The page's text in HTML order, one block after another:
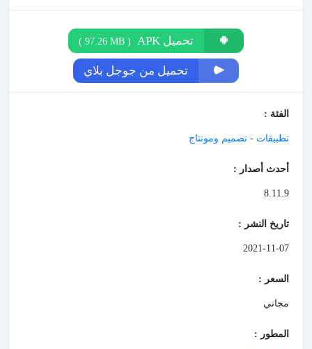
تحميل APK (
97.26 MB
)
تحميل من جوجل بلاي
الفئة :
تطبيقات - تصميم ومونتاج
أحدث أصدار :
8.11.9
تاريخ النشر :
2021-11-07
السعر :
مجاني
المطور :